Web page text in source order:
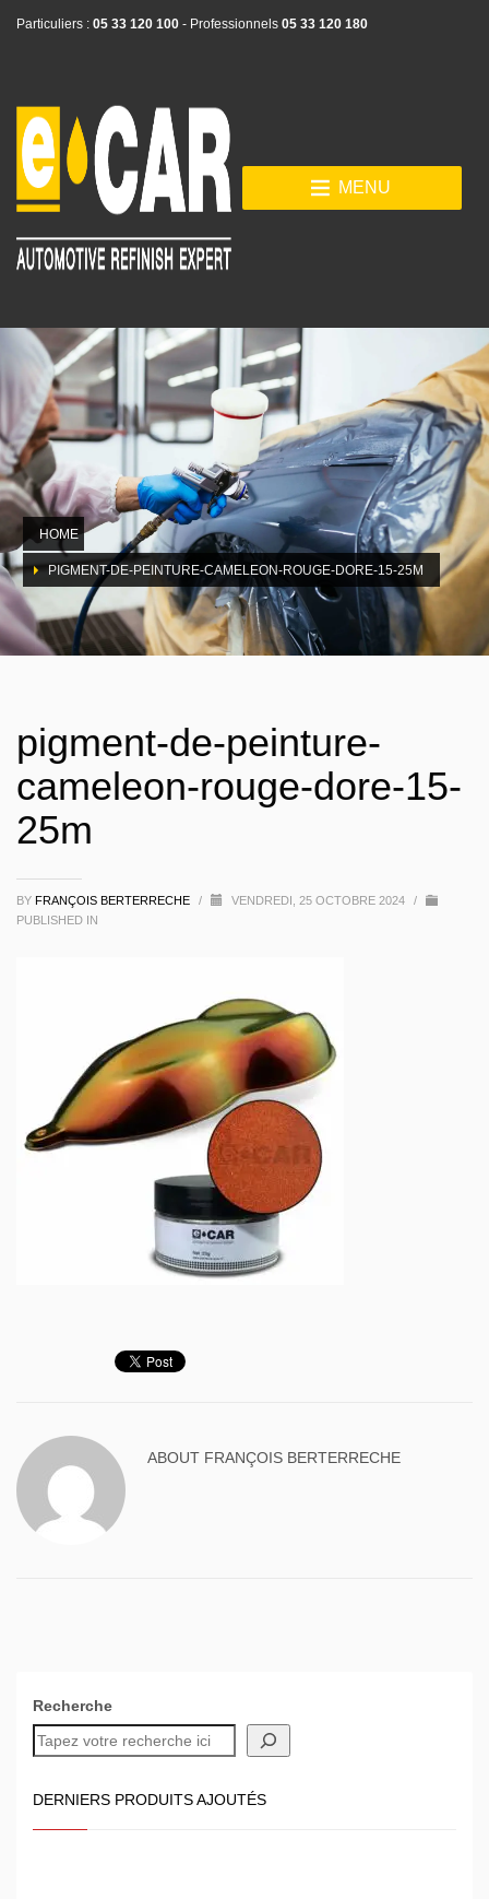
Particuliers : 05 33 120 100 - Professionnels 05 33 120 180
MENU
HOME
PIGMENT-DE-PEINTURE-CAMELEON-ROUGE-DORE-15-25M
pigment-de-peinture-
cameleon-rouge-dore-15-
25m
BY FRANÇOIS BERTERRECHE / VENDREDI, 25 OCTOBRE 2024
/
PUBLISHED IN
ABOUT FRANÇOIS BERTERRECHE
Recherche
DERNIERS PRODUITS AJOUTÉS